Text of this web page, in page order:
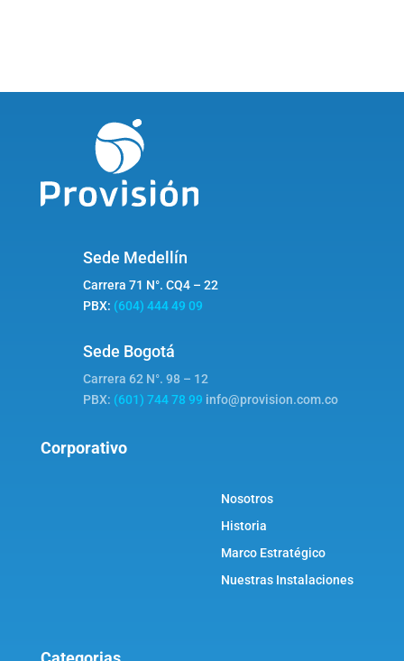
Sede Medellín
Carrera 71 N°. CQ4 – 22
PBX: (604) 444 49 09
Sede Bogotá
Carrera 62 N°. 98 – 12
PBX: (601) 744 78 99 info@provision.com.co
Corporativo
Nosotros
Historia
Marco Estratégico
Nuestras Instalaciones